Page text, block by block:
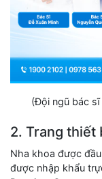
(Đội ngũ bác
2. Trang thiết
Nha khoa được
được nhập khẩu